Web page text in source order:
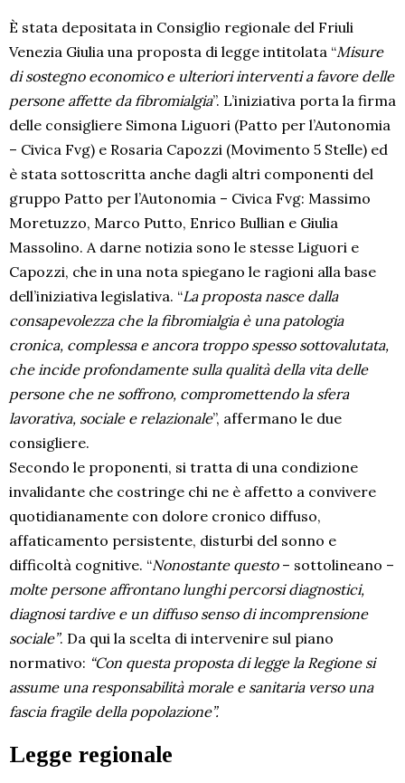
È stata depositata in Consiglio regionale del Friuli
Venezia Giulia una proposta di legge intitolata “Misure
di sostegno economico e ulteriori interventi a favore delle
persone affette da fibromialgia”. L’iniziativa porta la firma
delle consigliere Simona Liguori (Patto per l’Autonomia
– Civica Fvg) e Rosaria Capozzi (Movimento 5 Stelle) ed
è stata sottoscritta anche dagli altri componenti del
gruppo Patto per l’Autonomia – Civica Fvg: Massimo
Moretuzzo, Marco Putto, Enrico Bullian e Giulia
Massolino. A darne notizia sono le stesse Liguori e
Capozzi, che in una nota spiegano le ragioni alla base
dell’iniziativa legislativa. “La proposta nasce dalla
consapevolezza che la fibromialgia è una patologia
cronica, complessa e ancora troppo spesso sottovalutata,
che incide profondamente sulla qualità della vita delle
persone che ne soffrono, compromettendo la sfera
lavorativa, sociale e relazionale”, affermano le due
consigliere.
Secondo le proponenti, si tratta di una condizione
invalidante che costringe chi ne è affetto a convivere
quotidianamente con dolore cronico diffuso,
affaticamento persistente, disturbi del sonno e
difficoltà cognitive. “Nonostante questo– sottolineano –
molte persone affrontano lunghi percorsi diagnostici,
diagnosi tardive e un diffuso senso di incomprensione
sociale”. Da qui la scelta di intervenire sul piano
normativo: “Con questa proposta di legge la Regione si
assume una responsabilità morale e sanitaria verso una
fascia fragile della popolazione”.
Legge regionale